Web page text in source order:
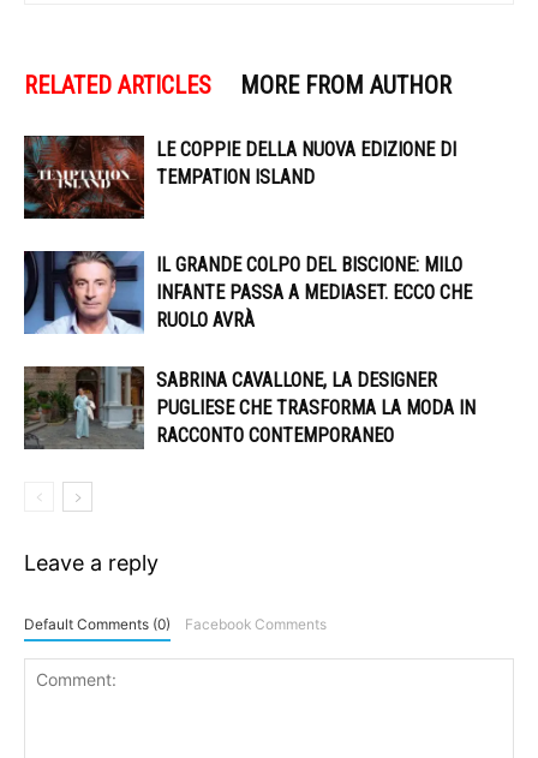
RELATED ARTICLES MORE FROM AUTHOR
LE COPPIE DELLA NUOVA EDIZIONE DI
TEMPATION ISLAND
IL GRANDE COLPO DEL BISCIONE: MILO
INFANTE PASSA A MEDIASET. ECCO CHE
RUOLO AVRÀ
SABRINA CAVALLONE, LA DESIGNER
PUGLIESE CHE TRASFORMA LA MODA IN
RACCONTO CONTEMPORANEO
Leave a reply
Default Comments (0) Facebook Comments